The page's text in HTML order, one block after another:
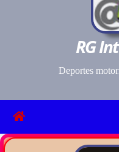
RG
Deportes